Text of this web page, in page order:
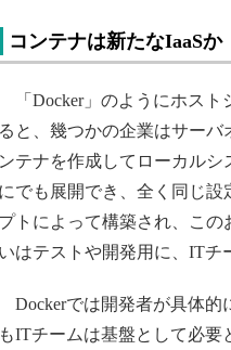
コンテナは新たなIaaSか
「Docker」のようにホスト
ると、幾つかの企業はサーバ
ンテナを作成してローカルシ
にでも展開でき、全く同じ設
プトによって構築され、こ
いはテストや開発用に、ITチ
Dockerでは開発者が具体的
もITチームは基盤として必